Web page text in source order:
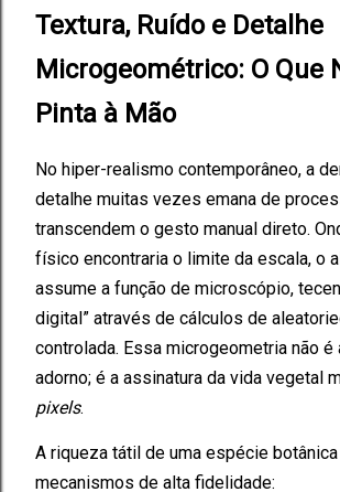
Textura, Ruído e Detalhe
Microgeométrico: O Que
Pinta à Mão
No hiper-realismo contemporâneo, a
detalhe muitas vezes emana de
transcendem o gesto manual direto.
físico encontraria o limite da escala, o
assume a função de microscópio,
digital” através de cálculos de
controlada. Essa microgeometria não é
adorno; é a assinatura da vida vegetal
pixels.
A riqueza tátil de uma espécie
mecanismos de alta fidelidade: